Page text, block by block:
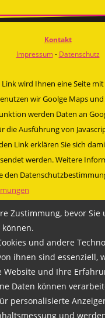
Kontakt
Impressum- Datenschutz
Link wird Ihnen eine Seite
wir Goolge Maps
werden Daten an
die Ausführung von
Link erklären Sie sich
werden. Weitere
den
und Programmierung
Copyright 2026
Zustimmung, bevor Sie
und andere
ihnen sind essenziell,
Website und Ihre
Daten können
personalisierte
und